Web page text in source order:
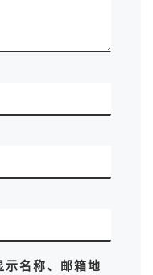
示名称、邮箱地